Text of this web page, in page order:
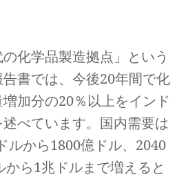
の化学品製造拠点」という
書では、今後20年間で化
加分の20％以上をインド
べています。国内需要は
ルから1800億ドル、2040
ら1兆ドルまで増えると